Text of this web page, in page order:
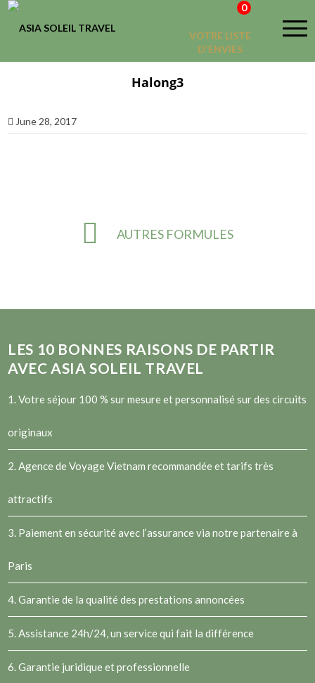
VOTRE LISTE
D'ENVIES
0
Halong3
June 28, 2017
AUTRES FORMULES
LES 10 BONNES RAISONS DE PARTIR
AVEC ASIA SOLEIL TRAVEL
1. Votre séjour 100 % sur mesure et personnalisé sur des circuits
originaux
2.Agence de Voyage Vietnam recommandée et tarifs très
attractifs
3. Paiement en sécurité avec l’assurance via notre partenaire à
Paris
4. Garantie de la qualité des prestations annoncées
5. Assistance 24h/24, un service qui fait la différence
6. Garantie juridique et professionnelle